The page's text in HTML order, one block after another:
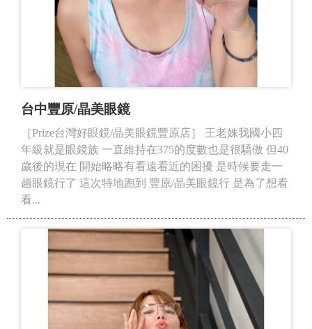
台中豐原/晶美眼鏡
［Prize台灣好眼鏡/晶美眼鏡豐原店］ 王老姝我國小四
年級就是眼鏡族 一直維持在375的度數也是很驕傲 但40
歲後的現在 開始略略有看遠看近的困擾 是時候要走一
趟眼鏡行了 這次特地跑到 豐原/晶美眼鏡行 是為了想看
看...